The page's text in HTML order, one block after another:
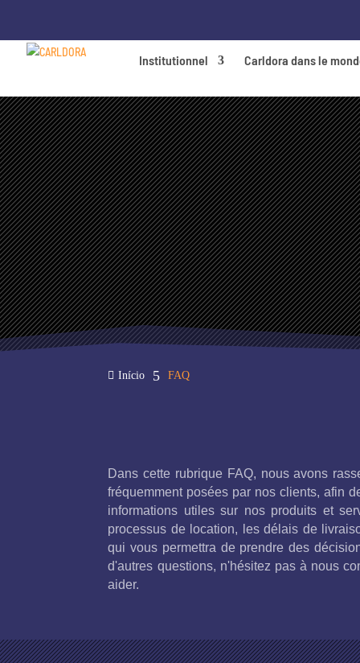
Institutionnel Carldora dans le
 Início 5 FAQ
Dans cette rubrique FAQ, nous avons
fréquemment posées par nos clients, afin
informations utiles sur nos produits et
processus de location, les délais de
qui vous permettra de prendre des
d'autres questions, n'hésitez pas à nous
aider.